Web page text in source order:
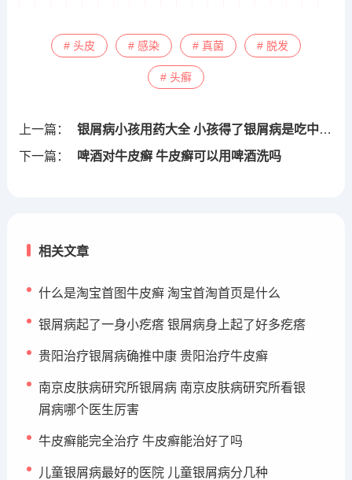
# 头皮 # 感染 # 真菌 # 脱发
# 头癣
上一篇：
银屑病小孩用药大全 小孩得了银屑病是吃中药还是西药
下一篇：
啤酒对牛皮癣 牛皮癣可以用啤酒洗吗
相关文章
什么是淘宝首图牛皮癣 淘宝首淘首页是什么
银屑病起了一身小疙瘩 银屑病身上起了好多疙瘩
贵阳治疗银屑病确推中康 贵阳治疗牛皮癣
南京皮肤病研究所银屑病 南京皮肤病研究所看银
屑病哪个医生厉害
牛皮癣能完全治疗 牛皮癣能治好了吗
儿童银屑病最好的医院 儿童银屑病分几种